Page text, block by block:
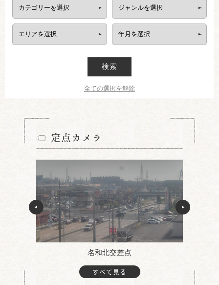
検索
全ての選択を解除
定点カメラ
名和北交差点
すべて見る